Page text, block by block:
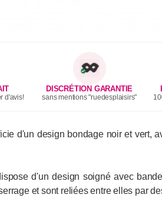
d'avis!
DISCRÉTION GARANTIE
sans mentions "ruedesplaisirs"
d'un design bondage noir et vert,
d'un design soigné avec
et sont reliées entre elles par